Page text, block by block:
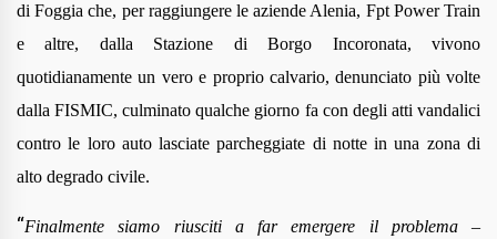
di Foggia che, per raggiungere le aziende Alenia, Fpt Power Train
e altre, dalla Stazione di Borgo Incoronata, vivono
quotidianamente un vero e proprio calvario, denunciato più volte
dalla FISMIC, culminato qualche giorno fa con degli atti vandalici
contro le loro auto lasciate parcheggiate di notte in una zona di
alto degrado civile.
“Finalmente siamo riusciti a far emergere il problema–